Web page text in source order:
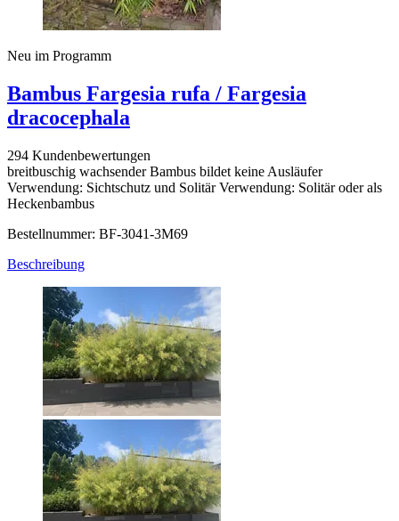
Neu im Programm
Bambus Fargesia rufa / Fargesia
dracocephala
294 Kundenbewertungen
breitbuschig wachsender Bambus bildet keine Ausläufer
Verwendung: Sichtschutz und Solitär Verwendung: Solitär oder als
Heckenbambus
Bestellnummer: BF-3041-3M69
Beschreibung